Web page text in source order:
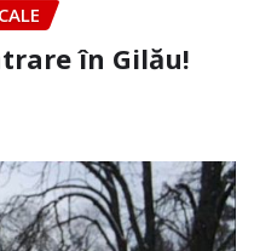
în Gilău!